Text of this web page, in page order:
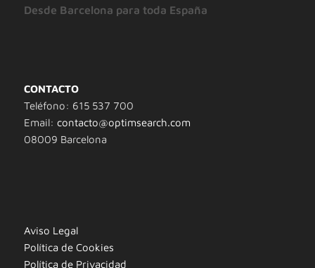
Desde Barcelona para toda España
CONTACTO
Teléfono: 615 537 700
Email: contacto@optimsearch.com
08009 Barcelona
Aviso Legal
Política de Cookies
Política de Privacidad